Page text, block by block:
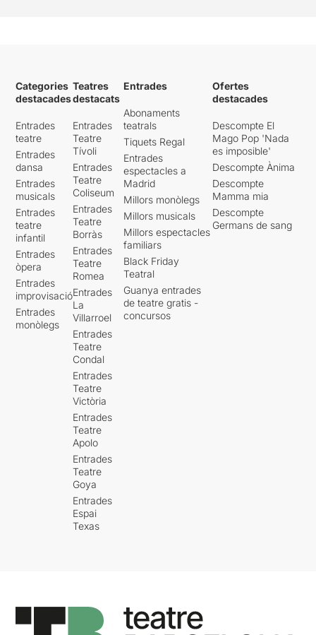
Categories
destacades
Entrades
teatre
Entrades
dansa
Entrades
musicals
Entrades
teatre
infantil
Entrades
òpera
Entrades
improvisació
Entrades
monòlegs
Teatres
destacats
Entrades
Teatre
Tívoli
Entrades
Teatre
Coliseum
Entrades
Teatre
Borràs
Entrades
Teatre
Romea
Entrades
La
Villarroel
Entrades
Teatre
Condal
Entrades
Teatre
Victòria
Entrades
Teatre
Apolo
Entrades
Teatre
Goya
Entrades
Espai
Texas
Entrades
Abonaments
teatrals
Tiquets Regal
Entrades
espectacles a
Madrid
Millors monòlegs
Millors musicals
Millors espectacles
familiars
Black Friday
Teatral
Guanya entrades
de teatre gratis -
concursos
Ofertes
destacades
Descompte El
Mago Pop 'Nada
es imposible'
Descompte Ànima
Descompte
Mamma mia
Descompte
Germans de sang